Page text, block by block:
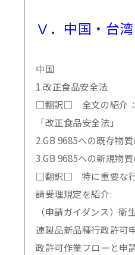
Ⅴ．中国・台湾
中国
1.改正食品安全法
□翻訳□ 全文の紹介：
「改正食品安全法」
2.GB 9685への既存物
3.GB 9685への新規物
□翻訳□ 特に重要な行
請受理規定を紹介:
（申請ガイダンス）
連製品新品種行政許可
政許可作業フローと申